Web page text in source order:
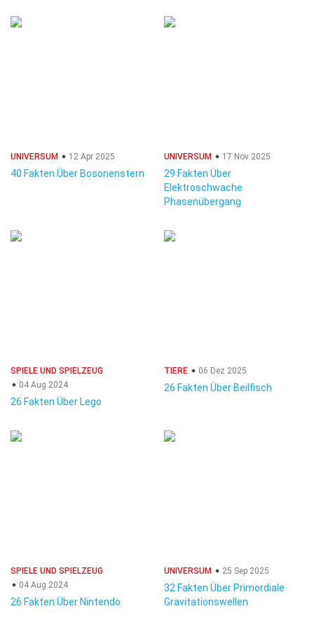
UNIVERSUM 12 Apr 2025
40 Fakten Über Bosonenstern
UNIVERSUM 17 Nov 2025
29 Fakten Über
Elektroschwache
Phasenübergang
SPIELE UND SPIELZEUG
04 Aug 2024
26 Fakten Über Lego
TIERE 06 Dez 2025
26 Fakten Über Beilfisch
SPIELE UND SPIELZEUG
04 Aug 2024
26 Fakten Über Nintendo
UNIVERSUM 25 Sep 2025
32 Fakten Über Primordiale
Gravitationswellen